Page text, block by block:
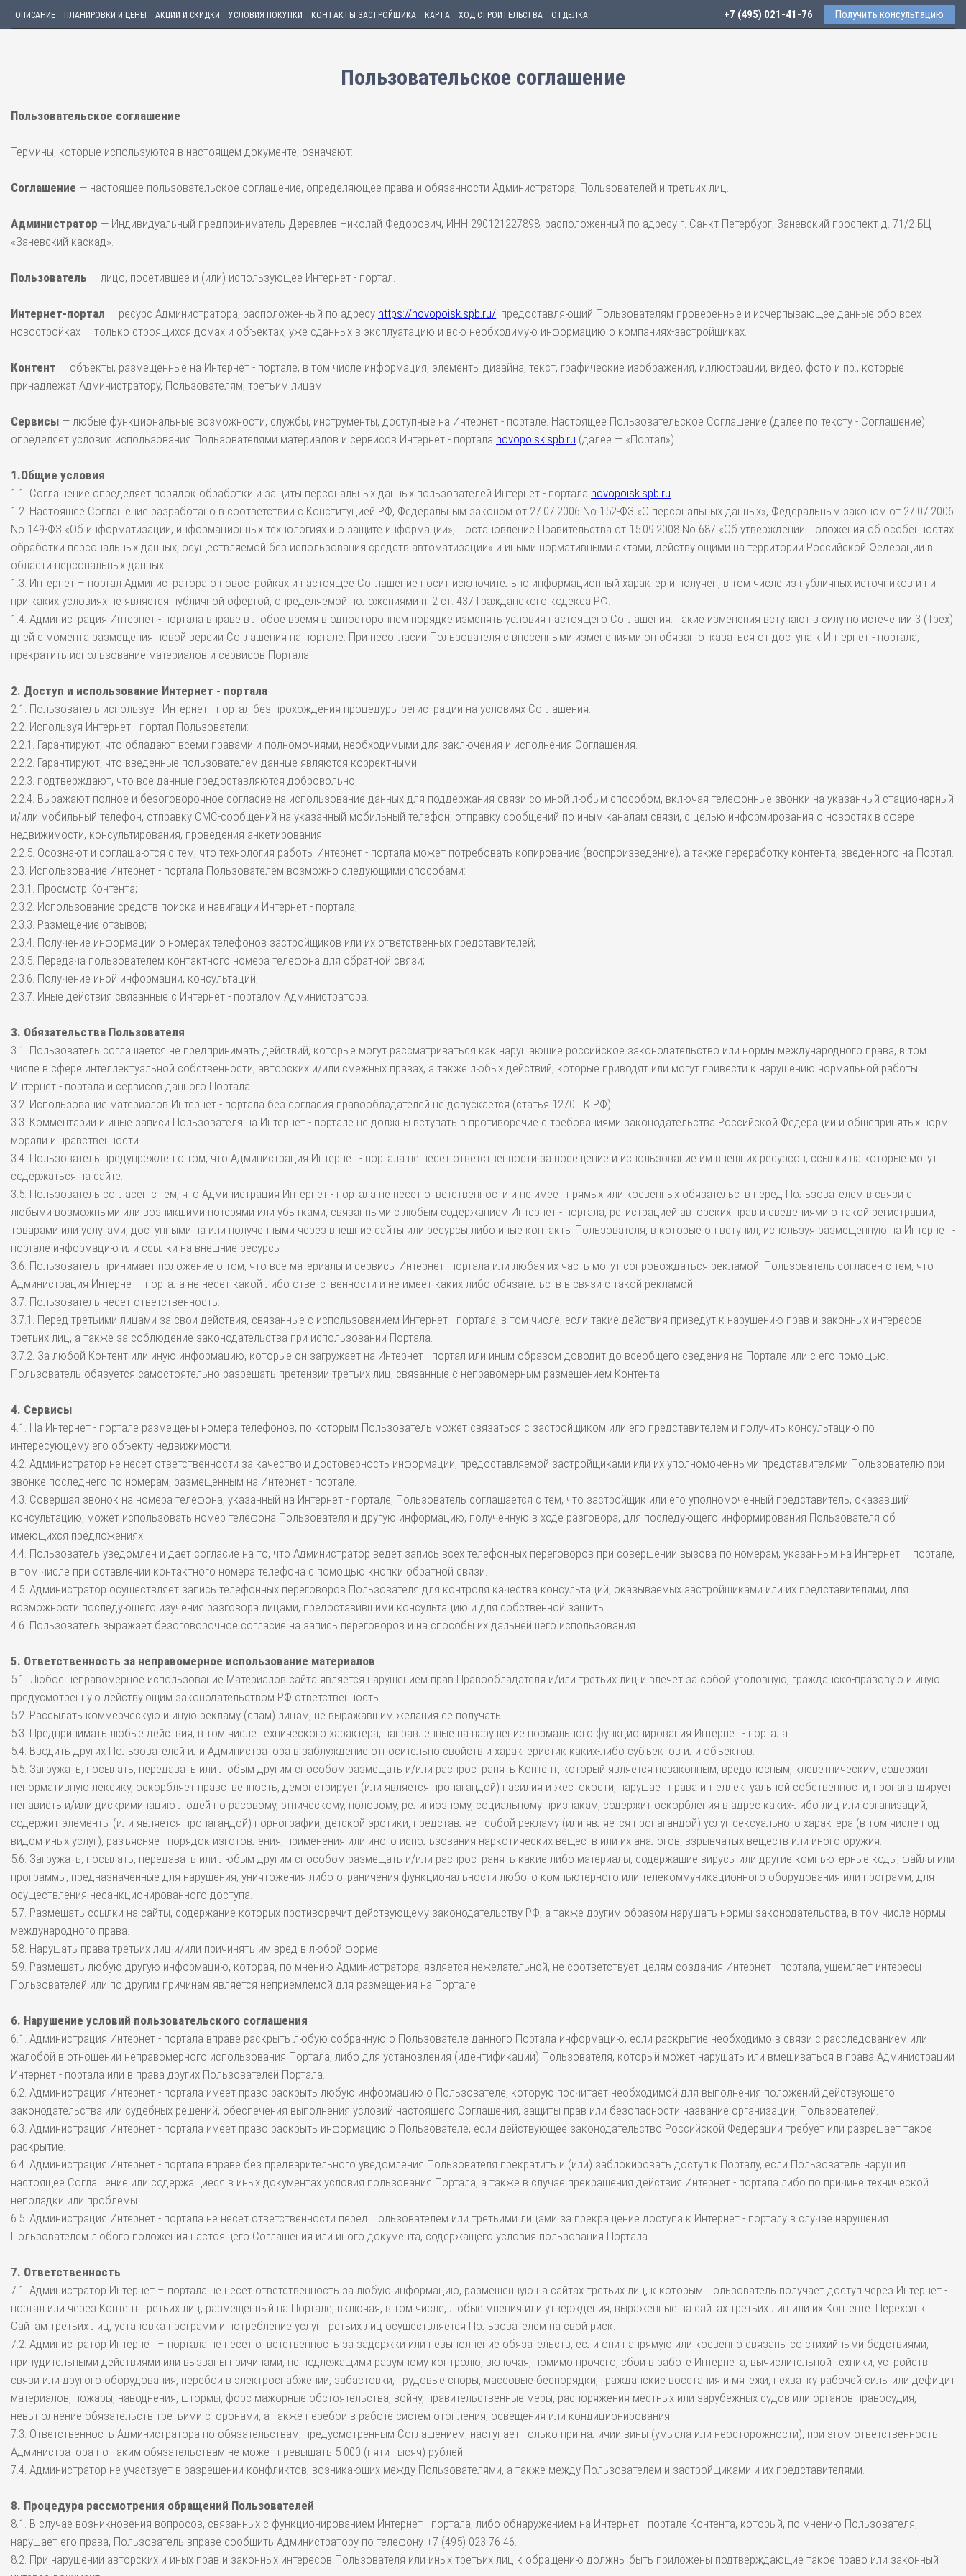
ОПИСАНИЕ ПЛАНИРОВКИ И ЦЕНЫ АКЦИИ И СКИДКИ УСЛОВИЯ ПОКУПКИ КОНТАКТЫ ЗАСТРОЙЩИКА КАРТА ХОД СТРОИТЕЛЬСТВА ОТДЕЛКА +7 (495) 021-41-76 Получить консультацию
Пользовательское соглашение
Пользовательское соглашение
Термины, которые используются в настоящем документе, означают:
Соглашение — настоящее пользовательское соглашение, определяющее права и обязанности Администратора, Пользователей и третьих лиц.
Администратор — Индивидуальный предприниматель Деревлев Николай Федорович, ИНН 290121227898, расположенный по адресу г. Санкт-Петербург, Заневский проспект д. 71/2 БЦ
«Заневский каскад».
Пользователь — лицо, посетившее и (или) использующее Интернет - портал.
Интернет-портал — ресурс Администратора, расположенный по адресу https://novopoisk.spb.ru/, предоставляющий Пользователям проверенные и исчерпывающее данные обо всех
новостройках — только строящихся домах и объектах, уже сданных в эксплуатацию и всю необходимую информацию о компаниях-застройщиках.
Контент — объекты, размещенные на Интернет - портале, в том числе информация, элементы дизайна, текст, графические изображения, иллюстрации, видео, фото и пр., которые
принадлежат Администратору, Пользователям, третьим лицам.
Сервисы — любые функциональные возможности, службы, инструменты, доступные на Интернет - портале. Настоящее Пользовательское Соглашение (далее по тексту - Соглашение)
определяет условия использования Пользователями материалов и сервисов Интернет - портала novopoisk.spb.ru (далее — «Портал»).
1.Общие условия
1.1. Соглашение определяет порядок обработки и защиты персональных данных пользователей Интернет - портала novopoisk.spb.ru
1.2. Настоящее Соглашение разработано в соответствии с Конституцией РФ, Федеральным законом от 27.07.2006 No 152-ФЗ «О персональных данных», Федеральным законом от 27.07.2006
No 149-ФЗ «Об информатизации, информационных технологиях и о защите информации», Постановление Правительства от 15.09.2008 No 687 «Об утверждении Положения об особенностях
обработки персональных данных, осуществляемой без использования средств автоматизации» и иными нормативными актами, действующими на территории Российской Федерации в
области персональных данных.
1.3. Интернет – портал Администратора о новостройках и настоящее Соглашение носит исключительно информационный характер и получен, в том числе из публичных источников и ни
при каких условиях не является публичной офертой, определяемой положениями п. 2 ст. 437 Гражданского кодекса РФ.
1.4. Администрация Интернет - портала вправе в любое время в одностороннем порядке изменять условия настоящего Соглашения. Такие изменения вступают в силу по истечении 3 (Трех)
дней с момента размещения новой версии Соглашения на портале. При несогласии Пользователя с внесенными изменениями он обязан отказаться от доступа к Интернет - портала,
прекратить использование материалов и сервисов Портала.
2. Доступ и использование Интернет - портала
2.1. Пользователь использует Интернет - портал без прохождения процедуры регистрации на условиях Соглашения.
2.2. Используя Интернет - портал Пользователи:
2.2.1. Гарантируют, что обладают всеми правами и полномочиями, необходимыми для заключения и исполнения Соглашения.
2.2.2. Гарантируют, что введенные пользователем данные являются корректными.
2.2.3. подтверждают, что все данные предоставляются добровольно;
2.2.4. Выражают полное и безоговорочное согласие на использование данных для поддержания связи со мной любым способом, включая телефонные звонки на указанный стационарный
и/или мобильный телефон, отправку СМС-сообщений на указанный мобильный телефон, отправку сообщений по иным каналам связи, с целью информирования о новостях в сфере
недвижимости, консультирования, проведения анкетирования.
2.2.5. Осознают и соглашаются с тем, что технология работы Интернет - портала может потребовать копирование (воспроизведение), а также переработку контента, введенного на Портал.
2.3. Использование Интернет - портала Пользователем возможно следующими способами:
2.3.1. Просмотр Контента;
2.3.2. Использование средств поиска и навигации Интернет - портала;
2.3.3. Размещение отзывов;
2.3.4. Получение информации о номерах телефонов застройщиков или их ответственных представителей;
2.3.5. Передача пользователем контактного номера телефона для обратной связи;
2.3.6. Получение иной информации, консультаций;
2.3.7. Иные действия связанные с Интернет - порталом Администратора.
3. Обязательства Пользователя
3.1. Пользователь соглашается не предпринимать действий, которые могут рассматриваться как нарушающие российское законодательство или нормы международного права, в том
числе в сфере интеллектуальной собственности, авторских и/или смежных правах, а также любых действий, которые приводят или могут привести к нарушению нормальной работы
Интернет - портала и сервисов данного Портала.
3.2. Использование материалов Интернет - портала без согласия правообладателей не допускается (статья 1270 ГК РФ).
3.3. Комментарии и иные записи Пользователя на Интернет - портале не должны вступать в противоречие с требованиями законодательства Российской Федерации и общепринятых норм
морали и нравственности.
3.4. Пользователь предупрежден о том, что Администрация Интернет - портала не несет ответственности за посещение и использование им внешних ресурсов, ссылки на которые могут
содержаться на сайте.
3.5. Пользователь согласен с тем, что Администрация Интернет - портала не несет ответственности и не имеет прямых или косвенных обязательств перед Пользователем в связи с
любыми возможными или возникшими потерями или убытками, связанными с любым содержанием Интернет - портала, регистрацией авторских прав и сведениями о такой регистрации,
товарами или услугами, доступными на или полученными через внешние сайты или ресурсы либо иные контакты Пользователя, в которые он вступил, используя размещенную на Интернет -
портале информацию или ссылки на внешние ресурсы.
3.6. Пользователь принимает положение о том, что все материалы и сервисы Интернет- портала или любая их часть могут сопровождаться рекламой. Пользователь согласен с тем, что
Администрация Интернет - портала не несет какой-либо ответственности и не имеет каких-либо обязательств в связи с такой рекламой.
3.7. Пользователь несет ответственность:
3.7.1. Перед третьими лицами за свои действия, связанные с использованием Интернет - портала, в том числе, если такие действия приведут к нарушению прав и законных интересов
третьих лиц, а также за соблюдение законодательства при использовании Портала.
3.7.2. За любой Контент или иную информацию, которые он загружает на Интернет - портал или иным образом доводит до всеобщего сведения на Портале или с его помощью.
Пользователь обязуется самостоятельно разрешать претензии третьих лиц, связанные с неправомерным размещением Контента.
4. Сервисы
4.1. На Интернет - портале размещены номера телефонов, по которым Пользователь может связаться с застройщиком или его представителем и получить консультацию по
интересующему его объекту недвижимости.
4.2. Администратор не несет ответственности за качество и достоверность информации, предоставляемой застройщиками или их уполномоченными представителями Пользователю при
звонке последнего по номерам, размещенным на Интернет - портале.
4.3. Совершая звонок на номера телефона, указанный на Интернет - портале, Пользователь соглашается с тем, что застройщик или его уполномоченный представитель, оказавший
консультацию, может использовать номер телефона Пользователя и другую информацию, полученную в ходе разговора, для последующего информирования Пользователя об
имеющихся предложениях.
4.4. Пользователь уведомлен и дает согласие на то, что Администратор ведет запись всех телефонных переговоров при совершении вызова по номерам, указанным на Интернет – портале,
в том числе при оставлении контактного номера телефона с помощью кнопки обратной связи.
4.5. Администратор осуществляет запись телефонных переговоров Пользователя для контроля качества консультаций, оказываемых застройщиками или их представителями, для
возможности последующего изучения разговора лицами, предоставившими консультацию и для собственной защиты.
4.6. Пользователь выражает безоговорочное согласие на запись переговоров и на способы их дальнейшего использования.
5. Ответственность за неправомерное использование материалов
5.1. Любое неправомерное использование Материалов сайта является нарушением прав Правообладателя и/или третьих лиц и влечет за собой уголовную, гражданско-правовую и иную
предусмотренную действующим законодательством РФ ответственность.
5.2. Рассылать коммерческую и иную рекламу (спам) лицам, не выражавшим желания ее получать.
5.3. Предпринимать любые действия, в том числе технического характера, направленные на нарушение нормального функционирования Интернет - портала.
5.4. Вводить других Пользователей или Администратора в заблуждение относительно свойств и характеристик каких-либо субъектов или объектов.
5.5. Загружать, посылать, передавать или любым другим способом размещать и/или распространять Контент, который является незаконным, вредоносным, клеветническим, содержит
ненормативную лексику, оскорбляет нравственность, демонстрирует (или является пропагандой) насилия и жестокости, нарушает права интеллектуальной собственности, пропагандирует
ненависть и/или дискриминацию людей по расовому, этническому, половому, религиозному, социальному признакам, содержит оскорбления в адрес каких-либо лиц или организаций,
содержит элементы (или является пропагандой) порнографии, детской эротики, представляет собой рекламу (или является пропагандой) услуг сексуального характера (в том числе под
видом иных услуг), разъясняет порядок изготовления, применения или иного использования наркотических веществ или их аналогов, взрывчатых веществ или иного оружия.
5.6. Загружать, посылать, передавать или любым другим способом размещать и/или распространять какие-либо материалы, содержащие вирусы или другие компьютерные коды, файлы или
программы, предназначенные для нарушения, уничтожения либо ограничения функциональности любого компьютерного или телекоммуникационного оборудования или программ, для
осуществления несанкционированного доступа.
5.7. Размещать ссылки на сайты, содержание которых противоречит действующему законодательству РФ, а также другим образом нарушать нормы законодательства, в том числе нормы
международного права.
5.8. Нарушать права третьих лиц и/или причинять им вред в любой форме.
5.9. Размещать любую другую информацию, которая, по мнению Администратора, является нежелательной, не соответствует целям создания Интернет - портала, ущемляет интересы
Пользователей или по другим причинам является неприемлемой для размещения на Портале.
6. Нарушение условий пользовательского соглашения
6.1. Администрация Интернет - портала вправе раскрыть любую собранную о Пользователе данного Портала информацию, если раскрытие необходимо в связи с расследованием или
жалобой в отношении неправомерного использования Портала, либо для установления (идентификации) Пользователя, который может нарушать или вмешиваться в права Администрации
Интернет - портала или в права других Пользователей Портала.
6.2. Администрация Интернет - портала имеет право раскрыть любую информацию о Пользователе, которую посчитает необходимой для выполнения положений действующего
законодательства или судебных решений, обеспечения выполнения условий настоящего Соглашения, защиты прав или безопасности название организации, Пользователей.
6.3. Администрация Интернет - портала имеет право раскрыть информацию о Пользователе, если действующее законодательство Российской Федерации требует или разрешает такое
раскрытие.
6.4. Администрация Интернет - портала вправе без предварительного уведомления Пользователя прекратить и (или) заблокировать доступ к Порталу, если Пользователь нарушил
настоящее Соглашение или содержащиеся в иных документах условия пользования Портала, а также в случае прекращения действия Интернет - портала либо по причине технической
неполадки или проблемы.
6.5. Администрация Интернет - портала не несет ответственности перед Пользователем или третьими лицами за прекращение доступа к Интернет - порталу в случае нарушения
Пользователем любого положения настоящего Соглашения или иного документа, содержащего условия пользования Портала.
7. Ответственность
7.1. Администратор Интернет – портала не несет ответственность за любую информацию, размещенную на сайтах третьих лиц, к которым Пользователь получает доступ через Интернет -
портал или через Контент третьих лиц, размещенный на Портале, включая, в том числе, любые мнения или утверждения, выраженные на сайтах третьих лиц или их Контенте. Переход к
Сайтам третьих лиц, установка программ и потребление услуг третьих лиц осуществляется Пользователем на свой риск.
7.2. Администратор Интернет – портала не несет ответственность за задержки или невыполнение обязательств, если они напрямую или косвенно связаны со стихийными бедствиями,
принудительными действиями или вызваны причинами, не подлежащими разумному контролю, включая, помимо прочего, сбои в работе Интернета, вычислительной техники, устройств
связи или другого оборудования, перебои в электроснабжении, забастовки, трудовые споры, массовые беспорядки, гражданские восстания и мятежи, нехватку рабочей силы или дефицит
материалов, пожары, наводнения, штормы, форс-мажорные обстоятельства, войну, правительственные меры, распоряжения местных или зарубежных судов или органов правосудия,
невыполнение обязательств третьими сторонами, а также перебои в работе систем отопления, освещения или кондиционирования.
7.3. Ответственность Администратора по обязательствам, предусмотренным Соглашением, наступает только при наличии вины (умысла или неосторожности), при этом ответственность
Администратора по таким обязательствам не может превышать 5 000 (пяти тысяч) рублей.
7.4. Администратор не участвует в разрешении конфликтов, возникающих между Пользователями, а также между Пользователем и застройщиками и их представителями.
8. Процедура рассмотрения обращений Пользователей
8.1. В случае возникновения вопросов, связанных с функционированием Интернет - портала, либо обнаружением на Интернет - портале Контента, который, по мнению Пользователя,
нарушает его права, Пользователь вправе сообщить Администратору по телефону +7 (495) 023-76-46.
8.2. При нарушении авторских и иных прав и законных интересов Пользователя или иных третьих лиц к обращению должны быть приложены подтверждающие такое право или законный